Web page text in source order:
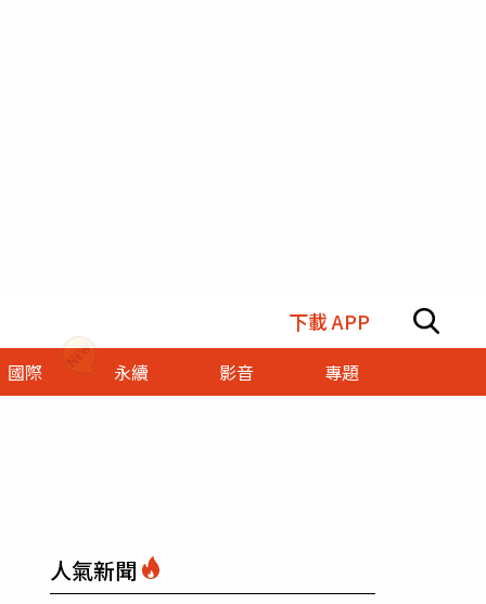
下載 APP
國際 永續 影音 專題
人氣新聞